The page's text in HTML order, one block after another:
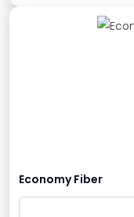
Economy Fiber